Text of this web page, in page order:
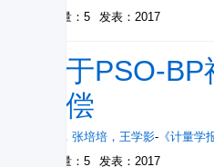
被引量：5
发表：2017
基于PSO-
补偿
， 张培培 ， 王学影- 《计量学
被引量：5
发表：2017